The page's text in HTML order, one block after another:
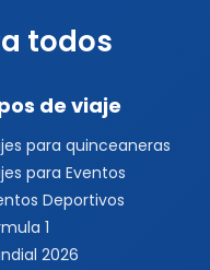
todos
de viaje
para quinceaneras
para Eventos
Deportivos
1
2026